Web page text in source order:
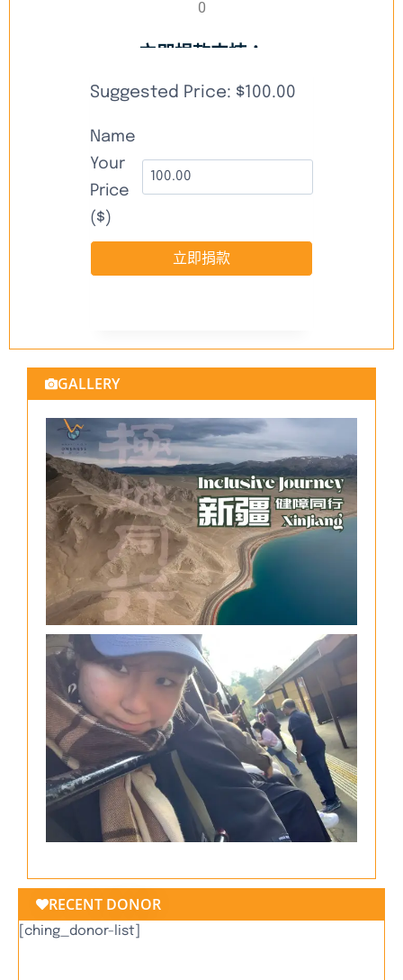
0
立即捐款支持：
Suggested Price: $100.00
Name
Your
Price
($)
立即捐款
RECENT DONOR
[ching_donor-list]
GALLERY